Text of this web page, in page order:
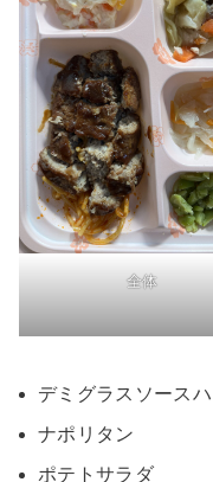
全体
デミグラスソース
ナポリタン
ポテトサラダ